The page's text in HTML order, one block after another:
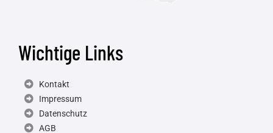
Wichtige Links
Kontakt
Impressum
Datenschutz
AGB